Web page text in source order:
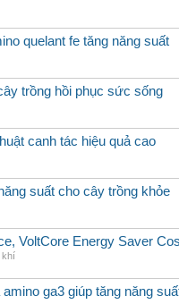
quelant fe tăng năng suất
trồng hồi phục sức sống
canh tác hiệu quả cao
suất cho cây trồng khỏe
VoltCore Energy Saver
khí
ga3 giúp tăng năng